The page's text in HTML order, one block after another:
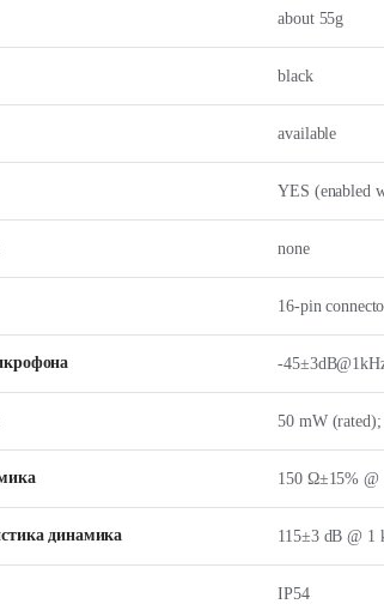
about 55g
black
available
YES (enabled
none
16-pin
-
50 mW
150 Ω±15% @
динамика 115±3 dB @ 1
IP54